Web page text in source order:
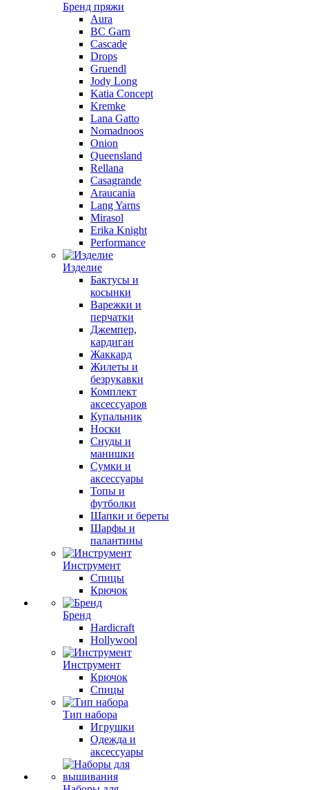
Бренд пряжи
Aura
BC Garn
Cascade
Drops
Gruendl
Jody Long
Katia Concept
Kremke
Lana Gatto
Nomadnoos
Onion
Queensland
Rellana
Casagrande
Araucania
Lang Yarns
Mirasol
Erika Knight
Performance
Изделие
Бактусы и
косынки
Варежки и
перчатки
Джемпер,
кардиган
Жаккард
Жилеты и
безрукавки
Комплект
аксессуаров
Купальник
Носки
Снуды и
манишки
Сумки и
аксессуары
Топы и
футболки
Шапки и береты
Шарфы и
палантины
Инструмент
Спицы
Крючок
Бренд
Hardicraft
Hollywool
Инструмент
Крючок
Спицы
Тип набора
Игрушки
Одежда и
аксессуары